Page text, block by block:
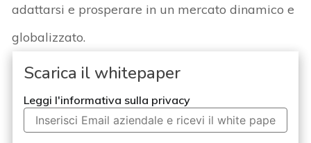
adattarsi e prosperare in un mercato dinamico e
globalizzato.
Scarica il whitepaper
Leggi l'informativa sulla privacy